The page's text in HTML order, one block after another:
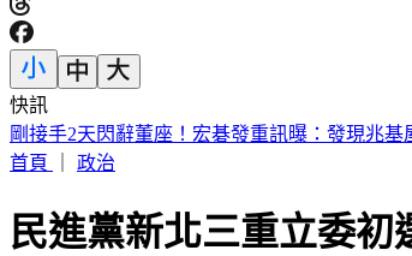
快訊
英特爾別想搶訂單？ 外媒曝：客戶不敢得罪
首頁
政治
民進黨新北三重立委